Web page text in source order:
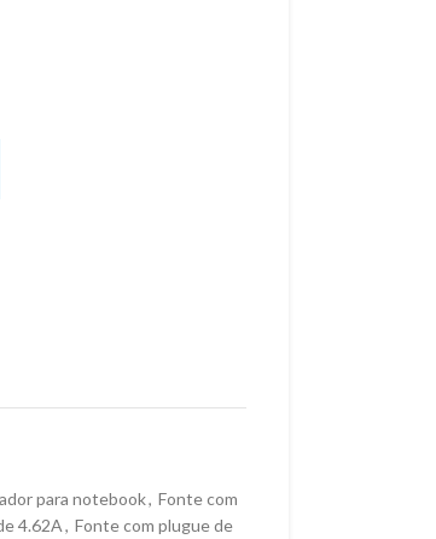
para notebook, Fonte com
4.62A, Fonte com plugue de